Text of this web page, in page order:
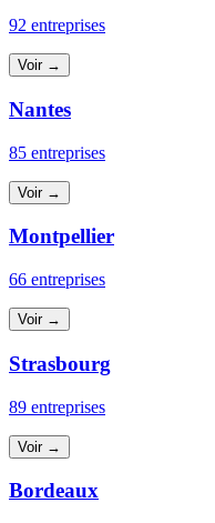
92 entreprises
Voir →
Nantes
85 entreprises
Voir →
Montpellier
66 entreprises
Voir →
Strasbourg
89 entreprises
Voir →
Bordeaux